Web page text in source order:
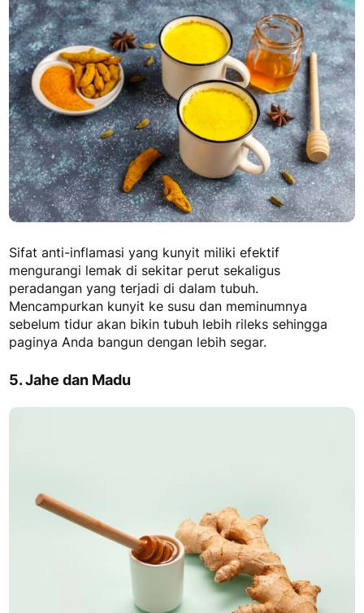
Sifat anti-inflamasi yang kunyit miliki efektif
mengurangi lemak di sekitar perut sekaligus
peradangan yang terjadi di dalam tubuh.
Mencampurkan kunyit ke susu dan meminumnya
sebelum tidur akan bikin tubuh lebih rileks sehingga
paginya Anda bangun dengan lebih segar.
5. Jahe dan Madu